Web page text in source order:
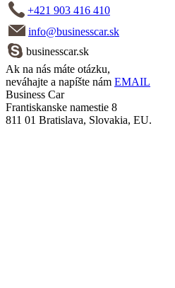
+421 903 416 410
info@businesscar.sk
businesscar.sk
Ak na nás máte otázku,
neváhajte a napíšte nám EMAIL
Business Car
Frantiskanske namestie 8
811 01 Bratislava, Slovakia, EU.